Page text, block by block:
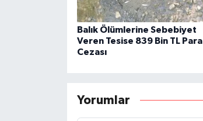
Balık Ölümlerine Sebebiyet
Veren Tesise 839 Bin TL Para
Cezası
Yorumlar